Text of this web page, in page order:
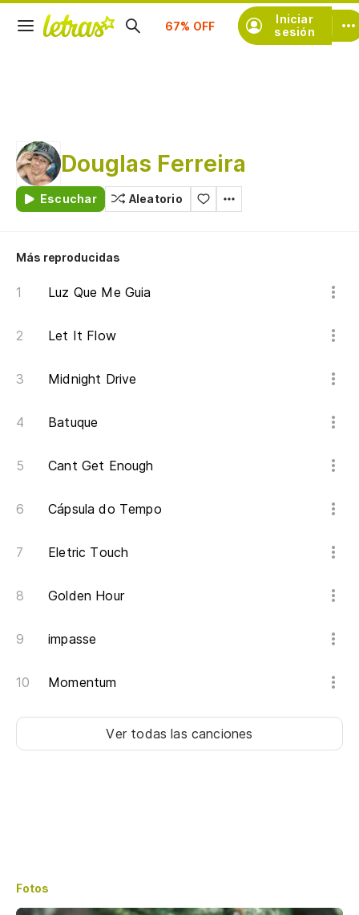
Iniciar
sesión
Suscríbete
Douglas Ferreira
Escuchar Aleatorio
Más reproducidas
Luz Que Me Guia
Let It Flow
Midnight Drive
Batuque
Cant Get Enough
Cápsula do Tempo
Eletric Touch
Golden Hour
impasse
Momentum
Ver todas las canciones
Fotos